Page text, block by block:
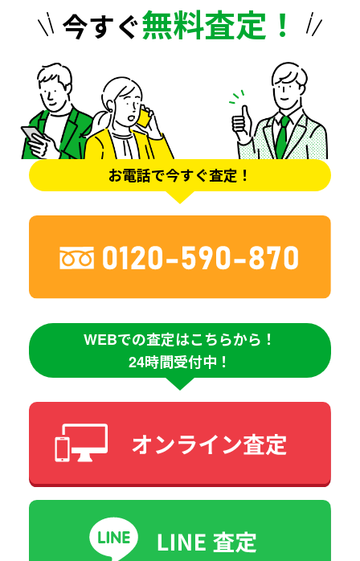
今すぐ無料査定！
お電話で今すぐ査定！
WEBでの査定はこちらから！
24時間受付中！